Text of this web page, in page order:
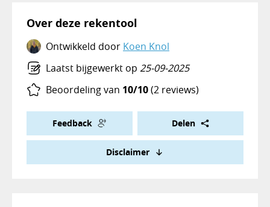
Over deze rekentool
Ontwikkeld door Koen Knol
Laatst bijgewerkt op 25-09-2025
Beoordeling van 10/10(2 reviews)
Feedback Delen
Disclaimer